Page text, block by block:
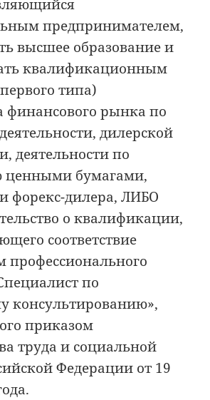
предпринимателем,
высшее образование и
квалификационным
типа)
финансового рынка по
дилерской
деятельности по
ценными бумагами,
форекс-дилера, ЛИБО
о квалификации,
соответствие
профессионального
по
консультированию»,
приказом
труда и социальной
Федерации от 19